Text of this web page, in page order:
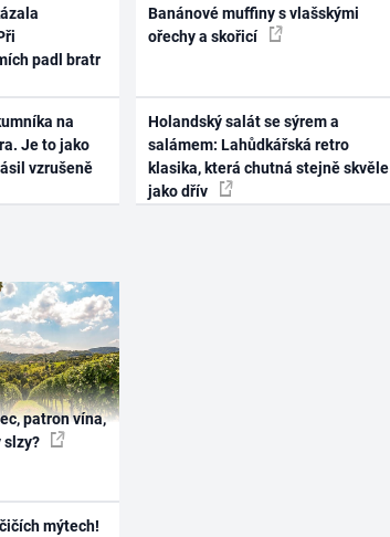
padl bratr
na
Je to jako
vzrušeně
Banánové muffiny s vlašskými
ořechy a skořicí
Holandský salát se sýrem a
salámem: Lahůdkářská retro
klasika, která chutná stejně skvěle
jako dřív
patron vína,
slzy?
mýtech!